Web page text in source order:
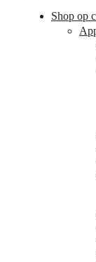
Shop op